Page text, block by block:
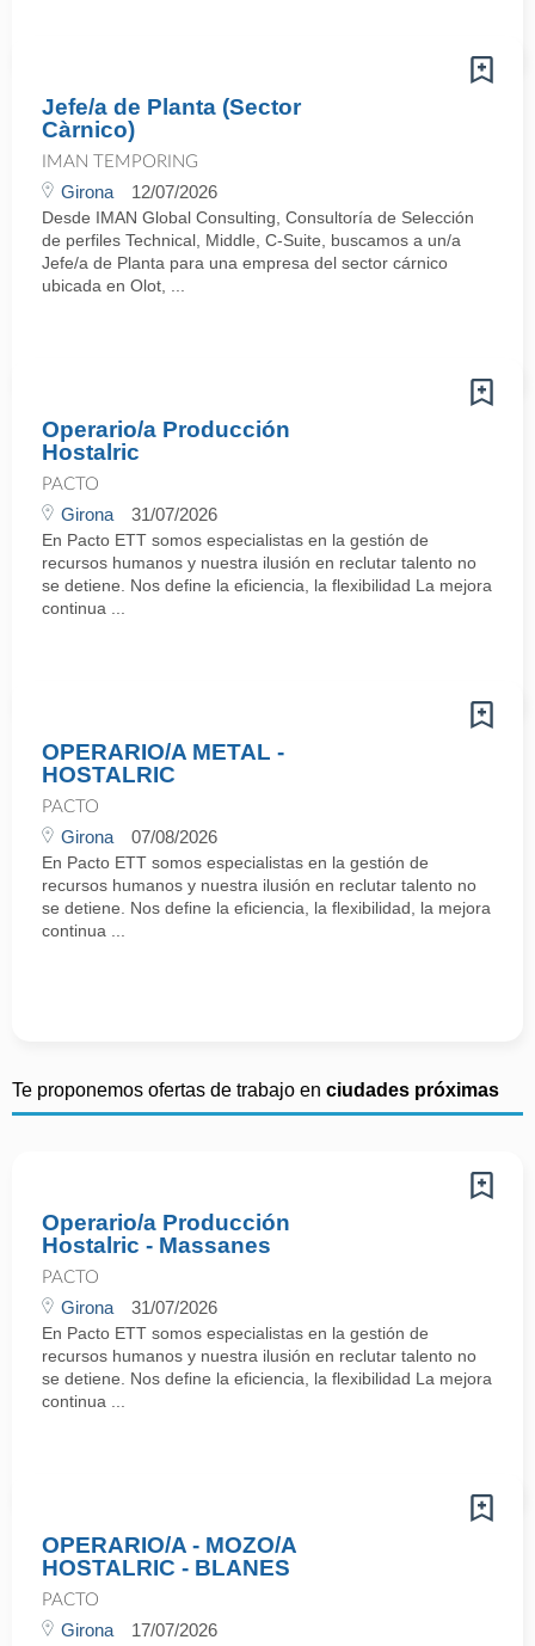
Jefe/a de Planta (Sector
Càrnico)
IMAN TEMPORING
Girona 12/07/2026
Desde IMAN Global Consulting, Consultoría de Selección
de perfiles Technical, Middle, C-Suite, buscamos a un/a
Jefe/a de Planta para una empresa del sector cárnico
ubicada en Olot, ...
Operario/a Producción
Hostalric
PACTO
Girona 31/07/2026
En Pacto ETT somos especialistas en la gestión de
recursos humanos y nuestra ilusión en reclutar talento no
se detiene. Nos define la eficiencia, la flexibilidad La mejora
continua ...
OPERARIO/A METAL -
HOSTALRIC
PACTO
Girona 07/08/2026
En Pacto ETT somos especialistas en la gestión de
recursos humanos y nuestra ilusión en reclutar talento no
se detiene. Nos define la eficiencia, la flexibilidad, la mejora
continua ...
Te proponemos ofertas de trabajo en ciudades próximas
Operario/a Producción
Hostalric - Massanes
PACTO
Girona 31/07/2026
En Pacto ETT somos especialistas en la gestión de
recursos humanos y nuestra ilusión en reclutar talento no
se detiene. Nos define la eficiencia, la flexibilidad La mejora
continua ...
OPERARIO/A - MOZO/A
HOSTALRIC - BLANES
PACTO
Girona 17/07/2026